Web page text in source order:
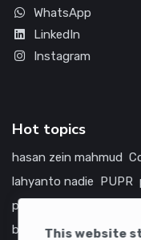
This website
WhatsApp
LinkedIn
Instagram
Hot topics
hasan zein mahmud
lahyanto nadie PUPR
prabowo subianto
bumn
jasa marga jtts